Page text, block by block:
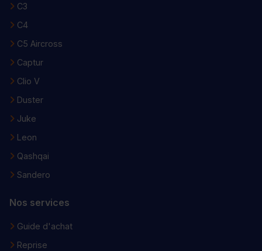
C3
C4
C5 Aircross
Captur
Clio V
Duster
Juke
Leon
Qashqai
Sandero
Nos services
Guide d'achat
Reprise